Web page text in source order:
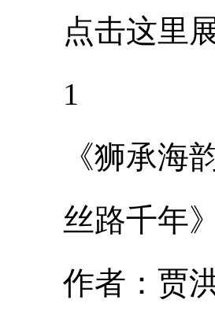
点击这里
1
《狮承海韵
丝路千年》
作者：贾